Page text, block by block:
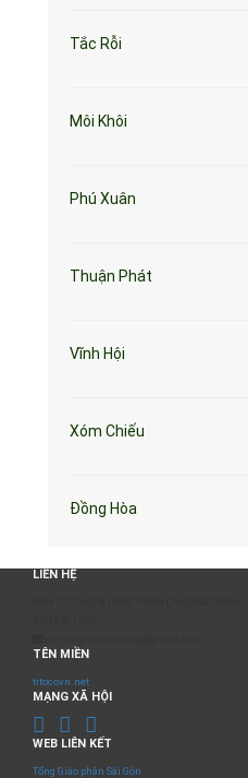
Tắc Rỗi
Môi Khôi
Phú Xuân
Thuận Phát
Vĩnh Hội
Xóm Chiếu
Đồng Hòa
LIÊN HỆ
TÊN MIỀN
titocovn.net
MẠNG XÃ HỘI
WEB LIÊN KẾT
Tổng Giáo phận Sài Gòn